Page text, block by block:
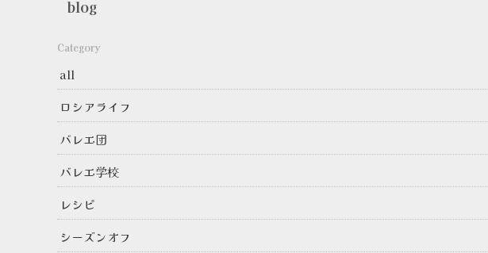
blog
Category
all
ロシアライフ
バレエ団
バレエ学校
レシピ
シーズンオフ